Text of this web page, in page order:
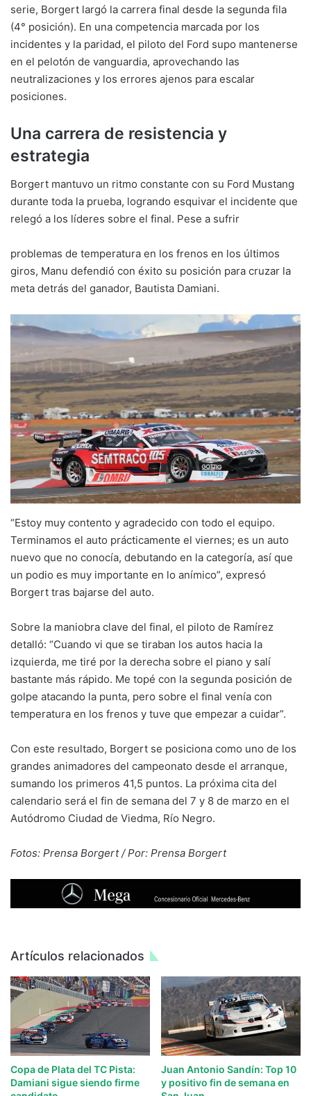
serie, Borgert largó la carrera final desde la segunda fila
(4° posición). En una competencia marcada por los
incidentes y la paridad, el piloto del Ford supo mantenerse
en el pelotón de vanguardia, aprovechando las
neutralizaciones y los errores ajenos para escalar
posiciones.
Una carrera de resistencia y
estrategia
Borgert mantuvo un ritmo constante con su Ford Mustang
durante toda la prueba, logrando esquivar el incidente que
relegó a los líderes sobre el final. Pese a sufrir
problemas de temperatura en los frenos en los últimos
giros, Manu defendió con éxito su posición para cruzar la
meta detrás del ganador, Bautista Damiani.
“Estoy muy contento y agradecido con todo el equipo.
Terminamos el auto prácticamente el viernes; es un auto
nuevo que no conocía, debutando en la categoría, así que
un podio es muy importante en lo anímico”, expresó
Borgert tras bajarse del auto.
Sobre la maniobra clave del final, el piloto de Ramírez
detalló: “Cuando vi que se tiraban los autos hacia la
izquierda, me tiré por la derecha sobre el piano y salí
bastante más rápido. Me topé con la segunda posición de
golpe atacando la punta, pero sobre el final venía con
temperatura en los frenos y tuve que empezar a cuidar”.
Con este resultado, Borgert se posiciona como uno de los
grandes animadores del campeonato desde el arranque,
sumando los primeros 41,5 puntos. La próxima cita del
calendario será el fin de semana del 7 y 8 de marzo en el
Autódromo Ciudad de Viedma, Río Negro.
Fotos: Prensa Borgert / Por: Prensa Borgert
Artículos relacionados
Copa de Plata del TC Pista:
Damiani sigue siendo firme
Juan Antonio Sandín: Top 10
y positivo fin de semana en